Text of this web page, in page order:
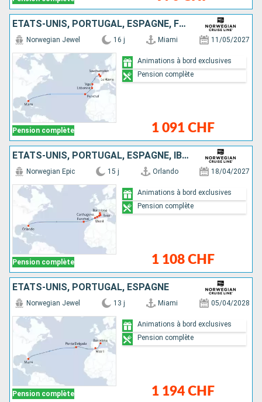
ÉTATS-UNIS, PORTUGAL, ESPAGNE, FRANCE, ROYAUME-UNI
Pension complète
Norwegian Jewel 16 j Miami 11/05/2027
1 091 CHF
Animations à bord exclusives
Pension complète
ÉTATS-UNIS, PORTUGAL, ESPAGNE, IBIZA, MAJORQUE
Pension complète
Norwegian Epic 15 j Orlando 18/04/2027
1 108 CHF
Animations à bord exclusives
Pension complète
ÉTATS-UNIS, PORTUGAL, ESPAGNE
Pension complète
Norwegian Jewel 13 j Miami 05/04/2028
1 194 CHF
Animations à bord exclusives
Pension complète